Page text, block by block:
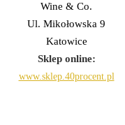
Wine & Co.
Ul. Mikołowska 9
Katowice
Sklep online:
www.sklep.40procent.pl